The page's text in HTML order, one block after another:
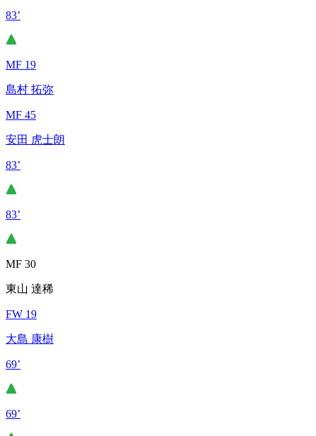
83’
MF 19
島村 拓弥
MF 45
安田 虎士朗
83’
83’
MF 30
東山 達稀
FW 19
大島 康樹
69’
69’